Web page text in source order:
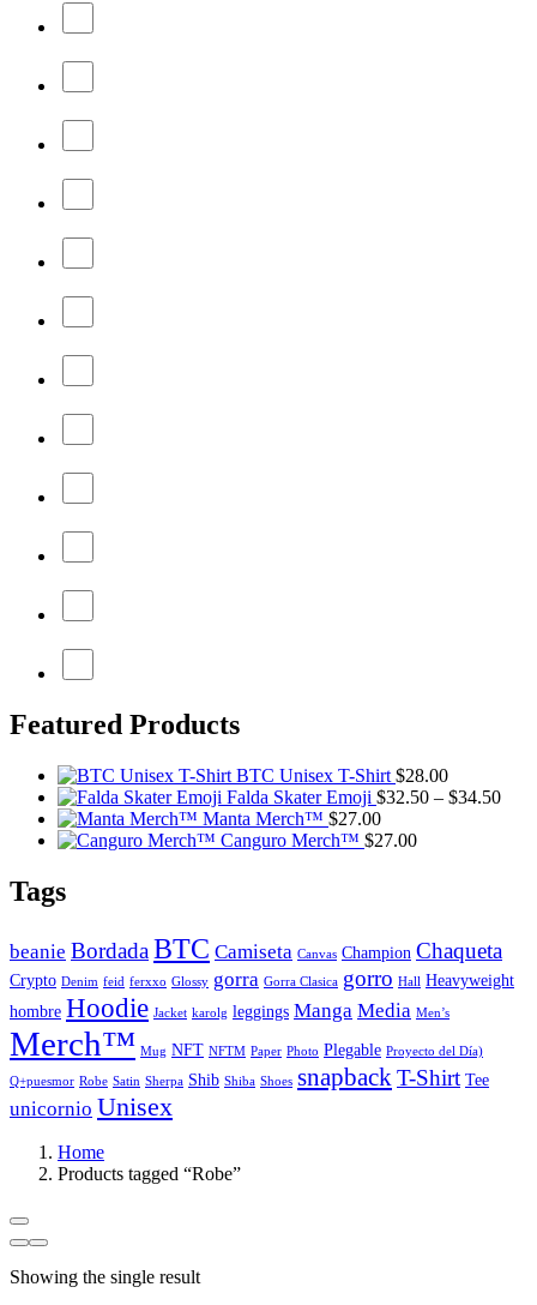
Featured Products
BTC Unisex T-Shirt $28.00
Falda Skater Emoji $32.50 – $34.50Price
Manta Merch™ $27.00
Canguro Merch™ $27.00
Tags
beanie BordadaBTC Camiseta Canvas Champion Chaqueta
Crypto Denim feid ferxxo Glossy gorra Gorra Clasica gorro Hall Heavyweight
hombre Hoodie Jacket karolg leggings Manga Media Men’s
Merch™ Mug NFT NFTM Paper Photo Plegable Proyecto del Día)
Q+puesmor Robe Satin Sherpa Shib Shiba Shoes snapback T-Shirt Tee
unicornio Unisex
Home
Products tagged “Robe”
Showing the single result